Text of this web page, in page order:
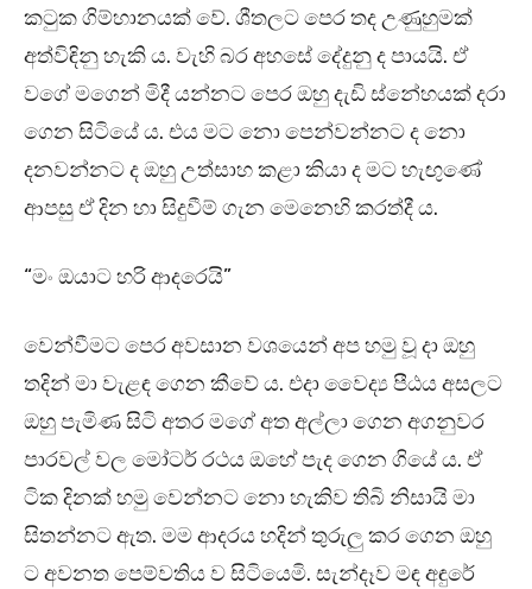
කටුක ගිම්හානයක් වේ. ශීතලට පෙර තද උණුහුමක්
අත්විඳිනු හැකි ය. වැහි බර අහසේ දේදුනු ද පායයි. ඒ
වගේ මගෙන් මිදී යන්නට පෙර ඔහු දැඩි ස්නේහයක් දරා
ගෙන සිටියේ ය. එය මට නො පෙන්වන්නට ද නො
දනවන්නට ද ඔහු උත්සාහ කළා කියා ද මට හැඟුණේ
ආපසු ඒ දින හා සිදුවීම් ගැන මෙනෙහි කරත්දී ය.
“මං ඔයාට හරි ආදරෙයි”
වෙන්වීමට පෙර අවසාන වශයෙන් අප හමු වූ දා ඔහු
තදින් මා වැළඳ ගෙන කීවේ ය. එදා වෛද්‍ය පීඨය අසලට
ඔහු පැමිණ සිටි අතර මගේ අත අල්ලා ගෙන අගනුවර
පාරවල් වල මෝටර් රථය ඔහේ පැද ගෙන ගියේ ය. ඒ
ටික දිනක් හමු වෙන්නට නො හැකිව තිබි නිසායි මා
සිතන්නට ඇත. මම ආදරය හදින් තුරුලු කර ගෙන ඔහු
ට අවනත පෙම්වතිය ව සිටියෙමි. සැන්දෑව මඳ අඳුරේ